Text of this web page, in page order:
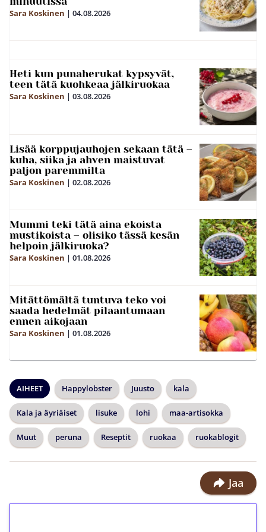
Sara Koskinen | 04.08.2026
Heti kun punaherukat kypsyvät,
teen tätä kuohkeaa jälkiruokaa
Sara Koskinen | 03.08.2026
Lisää korppujauhojen sekaan tätä –
kuha, siika ja ahven maistuvat
paljon paremmilta
Sara Koskinen | 02.08.2026
Mummi teki tätä aina ekoista
mustikoista – olisiko tässä kesän
helpoin jälkiruoka?
Sara Koskinen | 01.08.2026
Mitättömältä tuntuva teko voi
saada hedelmät pilaantumaan
ennen aikojaan
Sara Koskinen | 01.08.2026
AIHEET Happylobster Juusto kala
Kala ja äyriäiset lisuke lohi maa-artisokka
Muut peruna Reseptit ruokaa ruokablogit
Jaa